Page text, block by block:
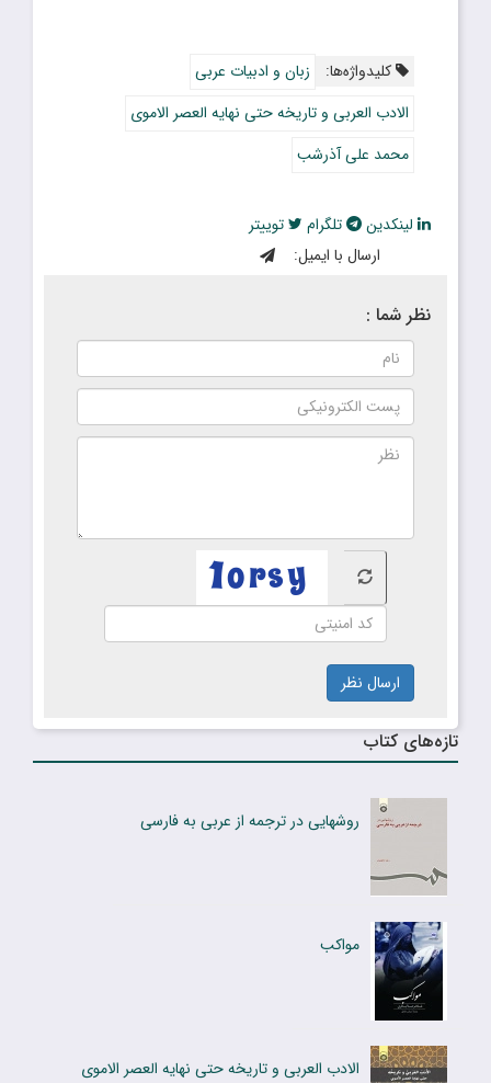
کلیدواژه‌ها:
زبان و ادبیات عربی
الادب العربی و تاریخه حتی نهایه العصر الاموی
محمد علی آذرشب
لینکدین تلگرام
توییتر
ارسال با ایمیل:
نظر شما :
ارسال نظر
تازه‌های کتاب
روشهایی در ترجمه از عربی به فارسی
مواکب
الادب العربی و تاریخه حتی نهایه العصر الاموی